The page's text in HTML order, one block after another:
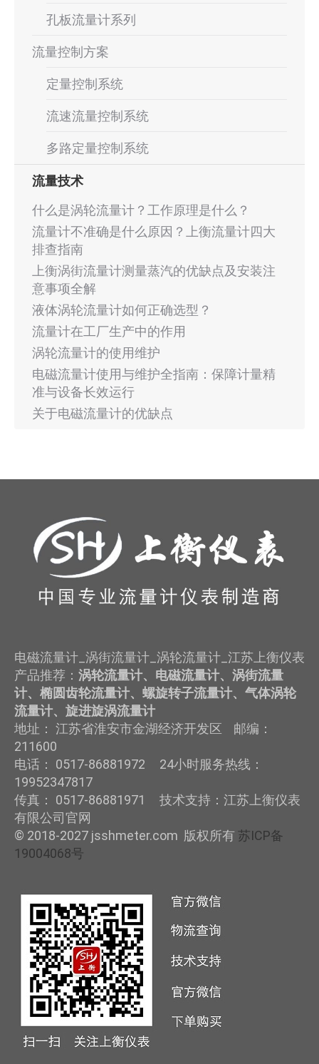
孔板流量计系列
流量控制方案
定量控制系统
流速流量控制系统
多路定量控制系统
流量技术
什么是涡轮流量计？工作原理是什么？
流量计不准确是什么原因？上衡流量计四大
排查指南
上衡涡街流量计测量蒸汽的优缺点及安装注
意事项全解
液体涡轮流量计如何正确选型？
流量计在工厂生产中的作用
涡轮流量计的使用维护
电磁流量计使用与维护全指南：保障计量精
准与设备长效运行
关于电磁流量计的优缺点
电磁流量计_涡街流量计_涡轮流量计_江苏上衡仪表
产品推荐： 涡轮流量计、电磁流量计、涡街流量
计、椭圆齿轮流量计、螺旋转子流量计、气体涡轮
流量计、旋进旋涡流量计
地址： 江苏省淮安市金湖经济开发区 邮编：
211600
电话： 0517-86881972 24小时服务热线：
19952347817
传真： 0517-86881971 技术支持：江苏上衡仪表
有限公司官网
© 2018-2027 jsshmeter.com 版权所有 苏ICP备
19004068号